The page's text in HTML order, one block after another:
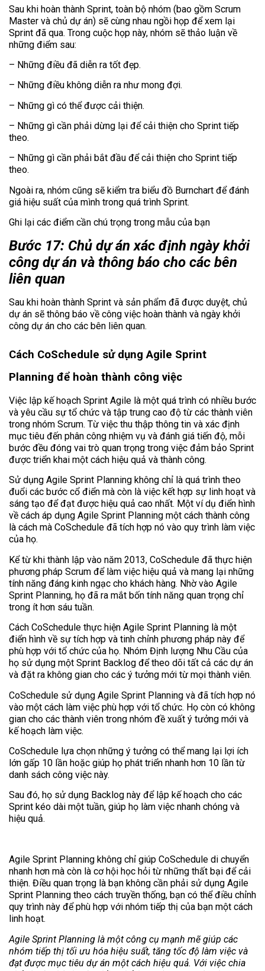
Sau khi hoàn thành Sprint, toàn bộ nhóm (bao gồm Scrum
Master và chủ dự án) sẽ cùng nhau ngồi họp để xem lại
Sprint đã qua. Trong cuộc họp này, nhóm sẽ thảo luận về
những điểm sau:
– Những điều đã diễn ra tốt đẹp.
– Những điều không diễn ra như mong đợi.
– Những gì có thể được cải thiện.
– Những gì cần phải dừng lại để cải thiện cho Sprint tiếp
theo.
– Những gì cần phải bắt đầu để cải thiện cho Sprint tiếp
theo.
Ngoài ra, nhóm cũng sẽ kiểm tra biểu đồ Burnchart để đánh
giá hiệu suất của mình trong quá trình Sprint.
Ghi lại các điểm cần chú trọng trong mẫu của bạn
Bước 17: Chủ dự án xác định ngày khởi
công dự án và thông báo cho các bên
liên quan
Sau khi hoàn thành Sprint và sản phẩm đã được duyệt, chủ
dự án sẽ thông báo về công việc hoàn thành và ngày khởi
công dự án cho các bên liên quan.
Cách CoSchedule sử dụngAgile Sprint
Planning để hoàn thành công việc
Việc lập kế hoạch Sprint Agile là một quá trình có nhiều bước
và yêu cầu sự tổ chức và tập trung cao độ từ các thành viên
trong nhóm Scrum. Từ việc thu thập thông tin và xác định
mục tiêu đến phân công nhiệm vụ và đánh giá tiến độ, mỗi
bước đều đóng vai trò quan trọng trong việc đảm bảo Sprint
được triển khai một cách hiệu quả và thành công.
Sử dụng Agile Sprint Planning không chỉ là quá trình theo
đuổi các bước cổ điển mà còn là việc kết hợp sự linh hoạt và
sáng tạo để đạt được hiệu quả cao nhất. Một ví dụ điển hình
về cách áp dụng Agile Sprint Planning một cách thành công
là cách mà CoSchedule đã tích hợp nó vào quy trình làm việc
của họ.
Kể từ khi thành lập vào năm 2013, CoSchedule đã thực hiện
phương pháp Scrum để làm việc hiệu quả và mang lại những
tính năng đáng kinh ngạc cho khách hàng. Nhờ vào Agile
Sprint Planning, họ đã ra mắt bốn tính năng quan trọng chỉ
trong ít hơn sáu tuần.
Cách CoSchedule thực hiện Agile Sprint Planning là một
điển hình về sự tích hợp và tinh chỉnh phương pháp này để
phù hợp với tổ chức của họ. Nhóm Định lượng Nhu Cầu của
họ sử dụng một Sprint Backlog để theo dõi tất cả các dự án
và đặt ra không gian cho các ý tưởng mới từ mọi thành viên.
CoSchedule sử dụng Agile Sprint Planning và đã tích hợp nó
vào một cách làm việc phù hợp với tổ chức. Họ còn có không
gian cho các thành viên trong nhóm đề xuất ý tưởng mới và
kế hoạch làm việc.
CoSchedule lựa chọn những ý tưởng có thể mang lại lợi ích
lớn gấp 10 lần hoặc giúp họ phát triển nhanh hơn 10 lần từ
danh sách công việc này.
Sau đó, họ sử dụng Backlog này để lập kế hoạch cho các
Sprint kéo dài một tuần, giúp họ làm việc nhanh chóng và
hiệu quả.
Agile Sprint Planning không chỉ giúp CoSchedule di chuyển
nhanh hơn mà còn là cơ hội học hỏi từ những thất bại để cải
thiện. Điều quan trọng là bạn không cần phải sử dụng Agile
Sprint Planning theo cách truyền thống, bạn có thể điều chỉnh
quy trình này để phù hợp với nhóm tiếp thị của bạn một cách
linh hoạt.
Agile Sprint Planning là một công cụ mạnh mẽ giúp các
nhóm tiếp thị tối ưu hóa hiệu suất, tăng tốc độ làm việc và
đạt được mục tiêu dự án một cách hiệu quả. Với việc chia